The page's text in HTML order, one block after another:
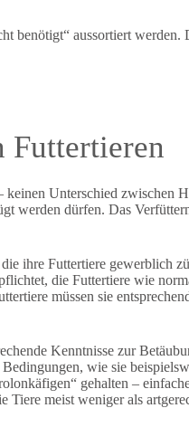
benötigt“ aussortiert
Futtertieren
keinen Unterschied zwischen
werden dürfen. Das
ihre Futtertiere gewerblich
die Futtertiere wie
müssen sie
Kenntnisse zur
wie sie
gehalten –
Tiere meist weniger als